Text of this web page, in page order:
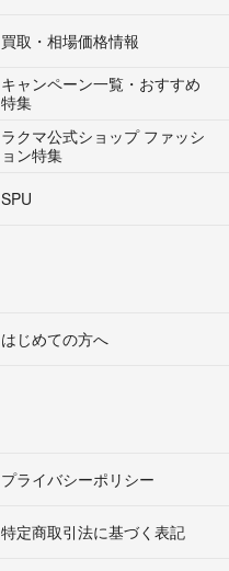
買取・相場価格情報
キャンペーン一覧・おすすめ
特集
ラクマ公式ショップ ファッシ
ョン特集
SPU
はじめての方へ
プライバシーポリシー
特定商取引法に基づく表記